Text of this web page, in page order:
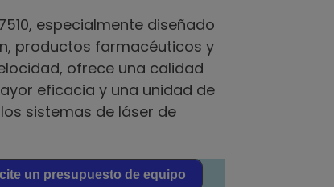
especialmente diseñado
productos farmacéuticos y
ofrece una calidad
eficacia y una unidad de
sistemas de láser de
un presupuesto de equipo